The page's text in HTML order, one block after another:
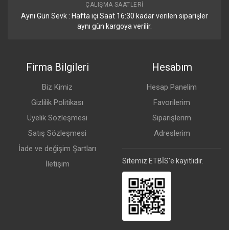
ÇALIŞMA SAATLERI
Aynı Gün Sevk : Hafta içi Saat 16:30 kadar verilen siparişler
aynı gün kargoya verilir.
Firma Bilgileri
Biz Kimiz
Gizlilik Politikası
Üyelik Sözleşmesi
Satış Sözleşmesi
İade ve değişim Şartları
İletişim
Hesabım
Hesap Panelim
Favorilerim
Siparişlerim
Adreslerim
Sitemiz ETBİS'e kayıtlıdır.